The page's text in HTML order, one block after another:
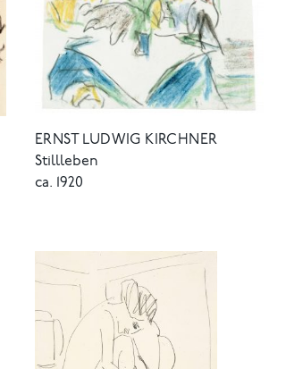
ERNST LUDWIG KIRCHNER
Stillleben
ca. 1920